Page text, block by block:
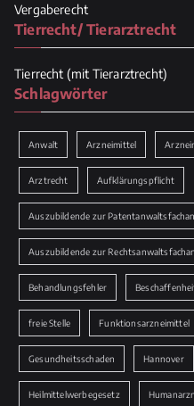
Vergaberecht
Tierrecht/ Tierarztrecht
Tierrecht (mit Tierarztrecht)
Schlagwörter
Anwalt Arzneimittel
Arztrecht Aufklärungspflicht
Auszubildende zur
Auszubildende zur
Behandlungsfehler
freie Stelle Funktionsarzneimittel
Gesundheitsschaden Hannover
Heilmittelwerbegesetz